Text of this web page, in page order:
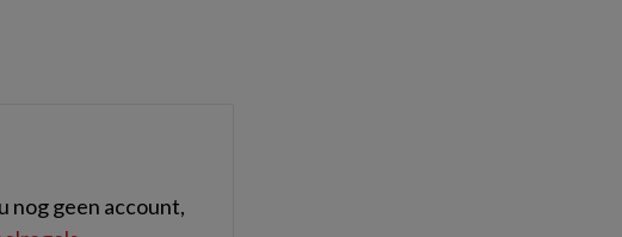
nog geen account,